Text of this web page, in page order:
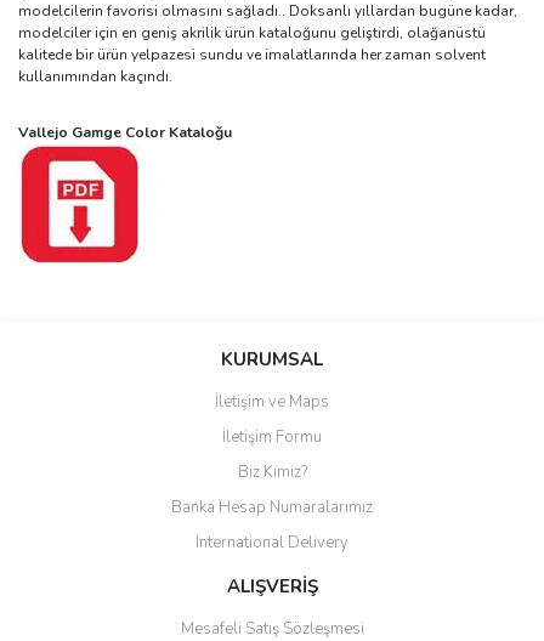
modelcilerin favorisi olmasını sağladı.. Doksanlı yıllardan bugüne kadar,
modelciler için en geniş akrilik ürün kataloğunu geliştirdi, olağanüstü
kalitede bir ürün yelpazesi sundu ve imalatlarında her zaman solvent
kullanımından kaçındı.
Vallejo Gamge Color Kataloğu
Bu ürüne ilk yorumu siz yapın!
Yorum Yaz
KURUMSAL
İletişim ve Maps
İletişim Formu
Biz Kimiz?
Banka Hesap Numaralarımız
International Delivery
ALIŞVERİŞ
Mesafeli Satış Sözleşmesi